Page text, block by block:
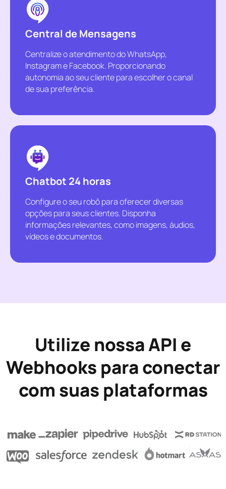
Central de Mensagens
Centralize o atendimento do WhatsApp,
Instagram e Facebook. Proporcionando
autonomia ao seu cliente para escolher o canal
de sua preferência.
Chatbot 24 horas
Configure o seu robô para oferecer diversas
opções para seus clientes. Disponha
informações relevantes, como imagens, áudios,
vídeos e documentos.
Utilize nossa API e
Webhooks para conectar
com suas plataformas